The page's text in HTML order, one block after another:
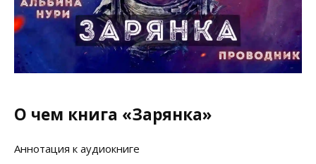
О чем книга «Зарянка»
Аннотация к аудиокниге